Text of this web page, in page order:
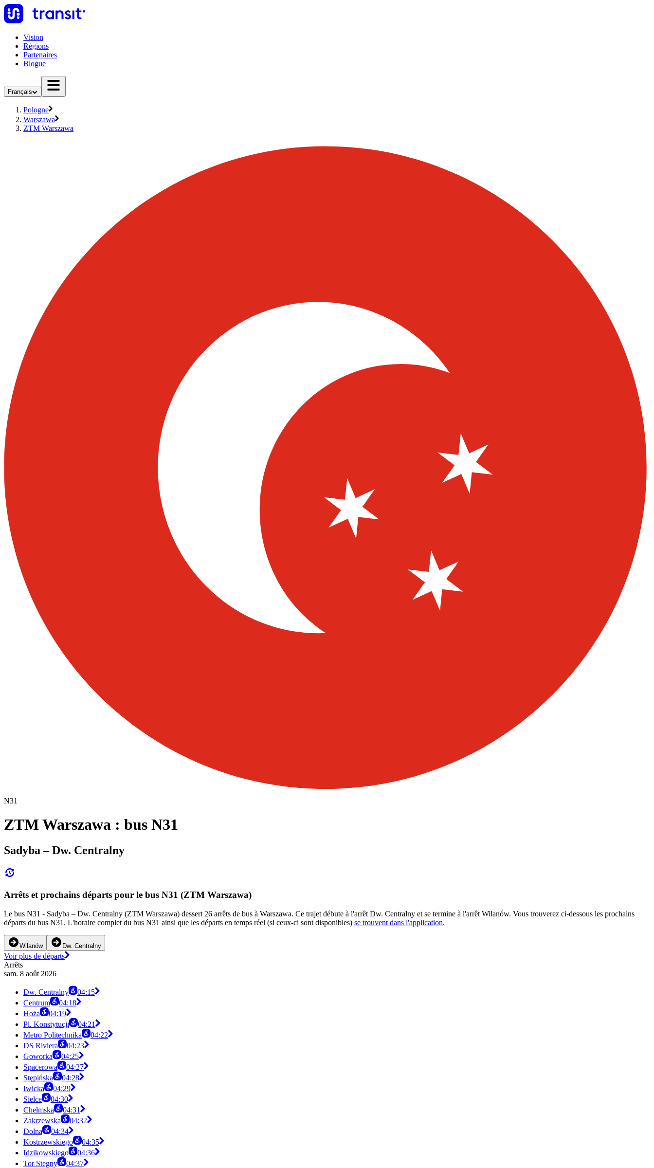
Vision
Régions
Partenaires
Blogue
Français
Pologne
Warszawa
ZTM Warszawa
N31
ZTM Warszawa : bus N31
Sadyba – Dw. Centralny
Arrêts et prochains départs pour le bus N31 (ZTM Warszawa)
Le bus N31 - Sadyba – Dw. Centralny (ZTM Warszawa) dessert 26 arrêts de bus à Warszawa. Ce trajet débute à l'arrêt Dw. Centralny et se termine à l'arrêt Wilanów. Vous trouverez ci-dessous les prochains
départs du bus N31. L'horaire complet du bus N31 ainsi que les départs en temps réel (si ceux-ci sont disponibles) se trouvent dans l'application.
Wilanów Dw. Centralny
Voir plus de départs
Arrêts
sam. 8 août 2026
Dw. Centralny
04:15
Centrum
04:18
Hoża
04:19
Pl. Konstytucji
04:21
Metro Politechnika
04:22
DS Riviera
04:23
Goworka
04:25
Spacerowa
04:27
Stępińska
04:28
Iwicka
04:29
Sielce
04:30
Chełmska
04:31
Zakrzewska
04:32
Dolna
04:34
Kostrzewskiego
04:35
Idzikowskiego
04:36
Tor Stegny
04:37